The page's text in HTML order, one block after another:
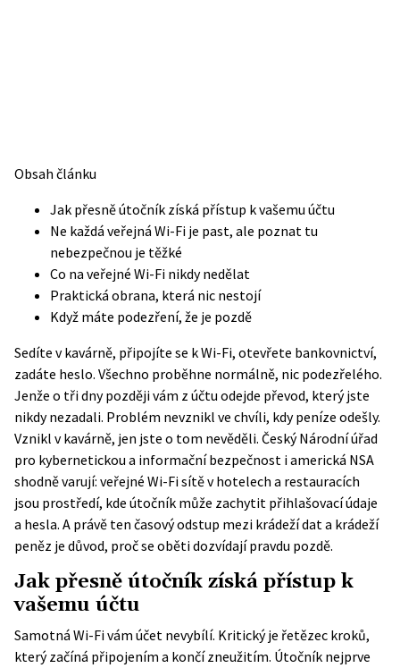
Obsah článku
Jak přesně útočník získá přístup k vašemu účtu
Ne každá veřejná Wi-Fi je past, ale poznat tu
nebezpečnou je těžké
Co na veřejné Wi-Fi nikdy nedělat
Praktická obrana, která nic nestojí
Když máte podezření, že je pozdě
Sedíte v kavárně, připojíte se k Wi-Fi, otevřete bankovnictví,
zadáte heslo. Všechno proběhne normálně, nic podezřelého.
Jenže o tři dny později vám z účtu odejde převod, který jste
nikdy nezadali. Problém nevznikl ve chvíli, kdy peníze odešly.
Vznikl v kavárně, jen jste o tom nevěděli. Český Národní úřad
pro kybernetickou a informační bezpečnost i americká NSA
shodně varují: veřejné Wi-Fi sítě v hotelech a restauracích
jsou prostředí, kde útočník může zachytit přihlašovací údaje
a hesla. A právě ten časový odstup mezi krádeží dat a krádeží
peněz je důvod, proč se oběti dozvídají pravdu pozdě.
Jak přesně útočník získá přístup k
vašemu účtu
Samotná Wi-Fi vám účet nevybílí. Kritický je řetězec kroků,
který začíná připojením a končí zneužitím. Útočník nejprve